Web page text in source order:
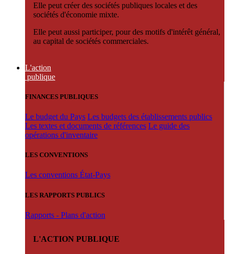
Elle peut créer des sociétés publiques locales et des
sociétés d'économie mixte.
Elle peut aussi participer, pour des motifs d'intérêt général,
au capital de sociétés commerciales.
L'action
publique
FINANCES PUBLIQUES
Le budget du Pays Les budgets des établissements publics
Les textes et documents de références Le guide des
opérations d'inventaire
LES CONVENTIONS
Les conventions État-Pays
LES RAPPORTS PUBLICS
Rapports - Plans d'action
L'ACTION PUBLIQUE